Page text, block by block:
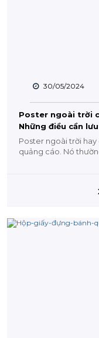
30/05/2024
Poster ngoài trời
Những điều cần
trời
Poster ngoài trời
quảng cáo. Nó